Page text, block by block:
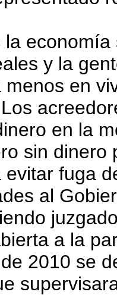
la
y la
menos en
en la
sin dinero
fuga
al
a la
2010 se